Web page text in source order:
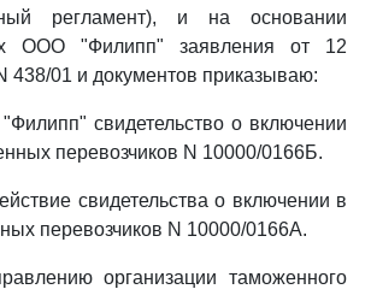
регламент), и на основании
ООО "Филипп" заявления от 12
438/01 и документов приказываю:
свидетельство о включении
перевозчиков N 10000/0166Б.
свидетельства о включении в
перевозчиков N 10000/0166А.
организации таможенного